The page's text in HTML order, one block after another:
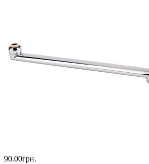
90.00грн.